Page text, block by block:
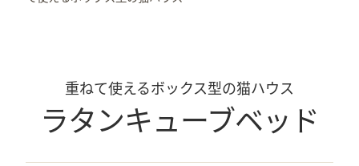
重ねて使えるボックス型の猫ハウス
ラタンキューブベッド